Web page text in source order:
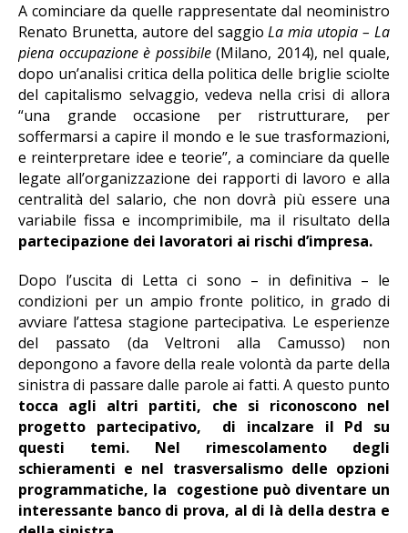
A cominciare da quelle rappresentate dal neoministro
Renato Brunetta, autore del saggioLa mia utopia – La
piena occupazione è possibile(Milano, 2014), nel quale,
dopo un’analisi critica della politica delle briglie sciolte
del capitalismo selvaggio, vedeva nella crisi di allora
“una grande occasione per ristrutturare, per
soffermarsi a capire il mondo e le sue trasformazioni,
e reinterpretare idee e teorie”, a cominciare da quelle
legate all’organizzazione dei rapporti di lavoro e alla
centralità del salario, che non dovrà più essere una
variabile fissa e incomprimibile, ma il risultato della
partecipazione dei lavoratori ai rischi d’impresa.
Dopo l’uscita di Letta ci sono – in definitiva – le
condizioni per un ampio fronte politico, in grado di
avviare l’attesa stagione partecipativa. Le esperienze
del passato (da Veltroni alla Camusso) non
depongono a favore della reale volontà da parte della
sinistra di passare dalle parole ai fatti. A questo punto
tocca agli altri partiti, che si riconoscono nel
progetto partecipativo, di incalzare il Pd su
questi temi. Nel rimescolamento degli
schieramenti e nel trasversalismo delle opzioni
programmatiche, la cogestione può diventare un
interessante banco di prova, al di là della destra e